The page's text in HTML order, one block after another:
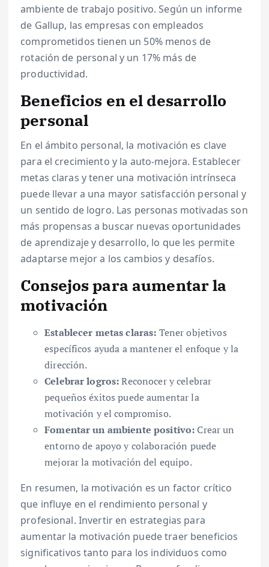
ambiente de trabajo positivo. Según un informe
de Gallup, las empresas con empleados
comprometidos tienen un 50% menos de
rotación de personal y un 17% más de
productividad.
Beneficios en el desarrollo
personal
En el ámbito personal, la motivación es clave
para el crecimiento y la auto-mejora. Establecer
metas claras y tener una motivación intrínseca
puede llevar a una mayor satisfacción personal y
un sentido de logro. Las personas motivadas son
más propensas a buscar nuevas oportunidades
de aprendizaje y desarrollo, lo que les permite
adaptarse mejor a los cambios y desafíos.
Consejos para aumentar la
motivación
Establecer metas claras: Tener objetivos
específicos ayuda a mantener el enfoque y la
dirección.
Celebrar logros:Reconocer y celebrar
pequeños éxitos puede aumentar la
motivación y el compromiso.
Fomentar un ambiente positivo: Crear un
entorno de apoyo y colaboración puede
mejorar la motivación del equipo.
En resumen, la motivación es un factor crítico
que influye en el rendimiento personal y
profesional. Invertir en estrategias para
aumentar la motivación puede traer beneficios
significativos tanto para los individuos como